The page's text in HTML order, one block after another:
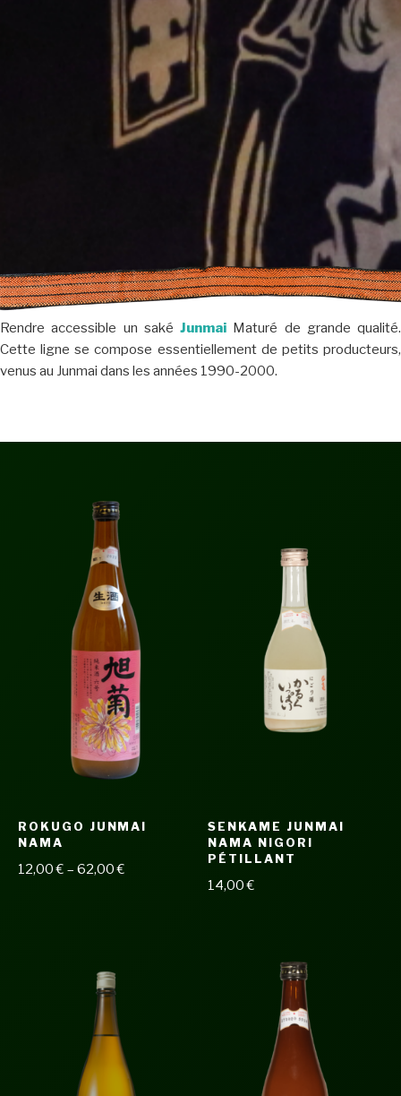
Rendre accessible un saké Junmai Maturé de grande qualité.
Cette ligne se compose essentiellement de petits producteurs,
venus au Junmai dans les années 1990-2000.
ROKUGO JUNMAI
NAMA
12,00€ – 62,00€
SENKAME JUNMAI
NAMA NIGORI
PÉTILLANT
14,00€